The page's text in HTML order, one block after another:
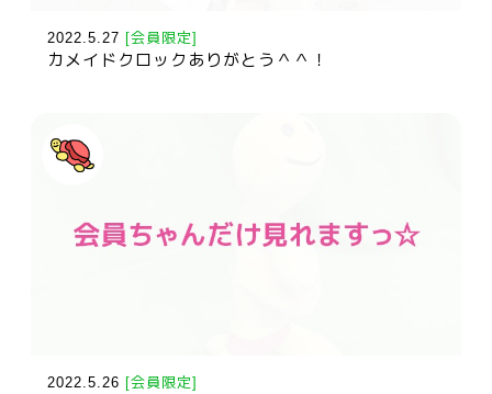
2022.5.27 [会員限定]
カメイドクロックありがとう＾＾！
2022.5.26 [会員限定]